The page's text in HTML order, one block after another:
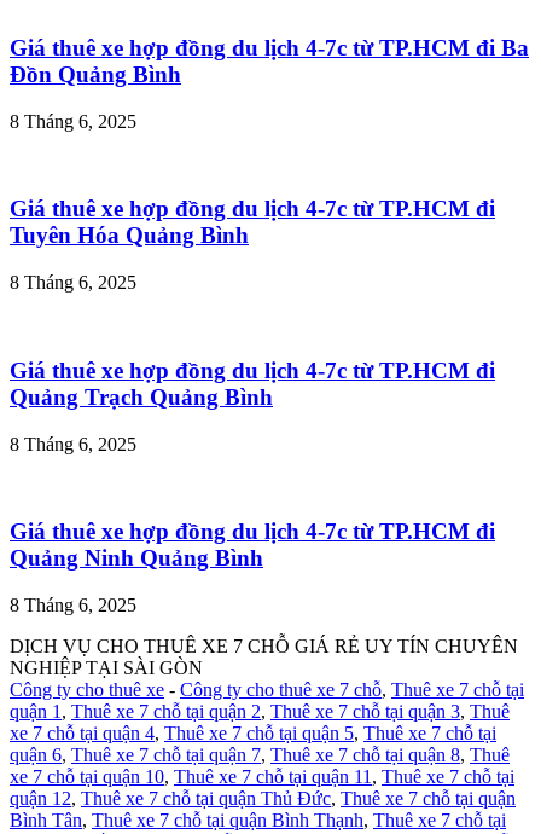
Giá thuê xe hợp đồng du lịch 4-7c từ TP.HCM đi Ba
Đồn Quảng Bình
8 Tháng 6, 2025
Giá thuê xe hợp đồng du lịch 4-7c từ TP.HCM đi
Tuyên Hóa Quảng Bình
8 Tháng 6, 2025
Giá thuê xe hợp đồng du lịch 4-7c từ TP.HCM đi
Quảng Trạch Quảng Bình
8 Tháng 6, 2025
Giá thuê xe hợp đồng du lịch 4-7c từ TP.HCM đi
Quảng Ninh Quảng Bình
8 Tháng 6, 2025
DỊCH VỤ CHO THUÊ XE 7 CHỖ GIÁ RẺ UY TÍN CHUYÊN
NGHIỆP TẠI SÀI GÒN
Công ty cho thuê xe - Công ty cho thuê xe 7 chỗ, Thuê xe 7 chỗ tại
quận 1 , Thuê xe 7 chỗ tại quận 2, Thuê xe 7 chỗ tại quận 3, Thuê
xe 7 chỗ tại quận 4, Thuê xe 7 chỗ tại quận 5, Thuê xe 7 chỗ tại
quận 6, Thuê xe 7 chỗ tại quận 7, Thuê xe 7 chỗ tại quận 8, Thuê
xe 7 chỗ tại quận 10, Thuê xe 7 chỗ tại quận 11 , Thuê xe 7 chỗ tại
quận 12, Thuê xe 7 chỗ tại quận Thủ Đức, Thuê xe 7 chỗ tại quận
Bình Tân, Thuê xe 7 chỗ tại quận Bình Thạnh, Thuê xe 7 chỗ tại